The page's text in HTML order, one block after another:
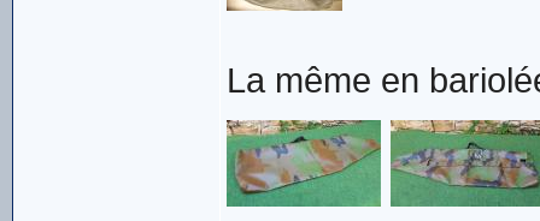
La même en